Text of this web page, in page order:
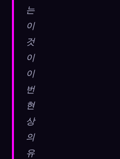
는
이
것
이
이
번
현
상
의
유